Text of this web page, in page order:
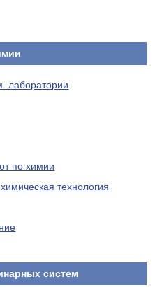
лаборатории
по химии
технология
систем